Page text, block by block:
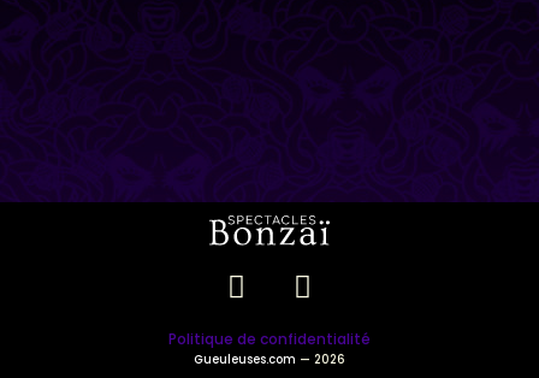
Politique de confidentialité
Gueuleuses.com — 2026